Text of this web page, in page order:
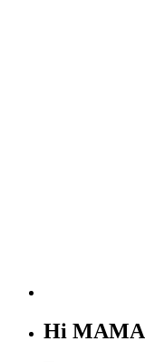
Hi MAMA